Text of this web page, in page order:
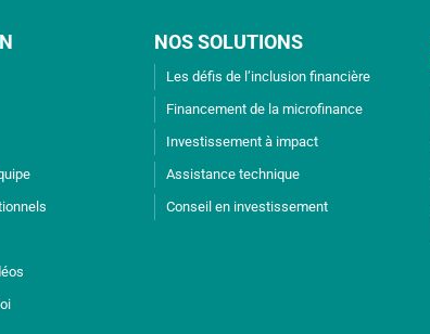
NOS SOLUTIONS
Les défis de l’inclusion financière
Financement de la microfinance
Investissement à impact
Assistance technique
Conseil en investissement